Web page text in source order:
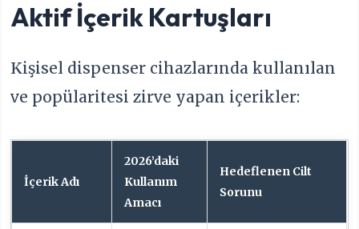
Aktif İçerik Kartuşları
Kişisel dispenser cihazlarında kullanılan
ve popülaritesi zirve yapan içerikler:
İçerik Adı
2026’daki
Kullanım
Amacı
Hedeflenen Cilt
Sorunu